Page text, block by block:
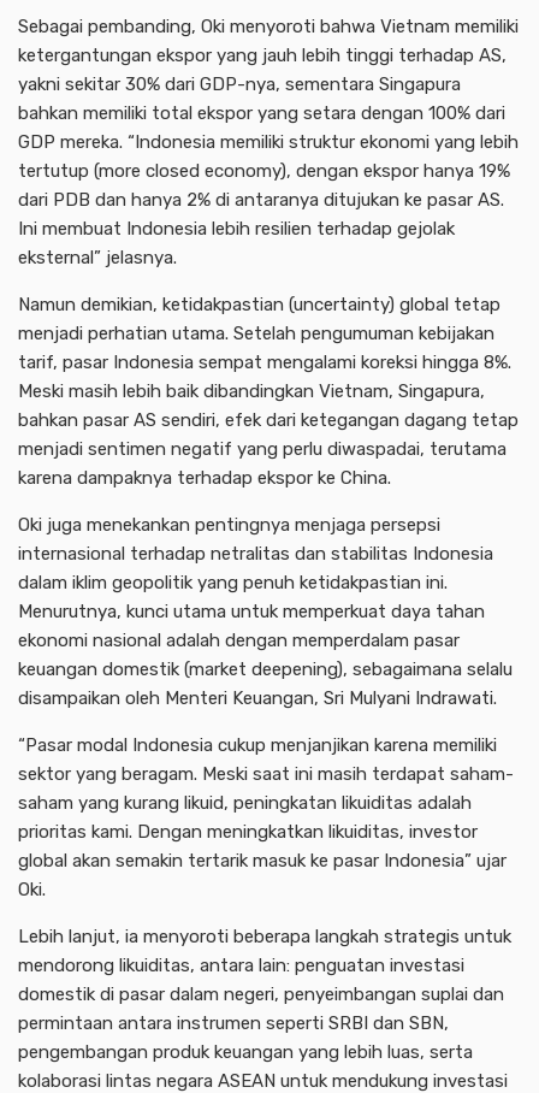
Advertisment
Sebagai pembanding, Oki menyoroti bahwa Vietnam memiliki
ketergantungan ekspor yang jauh lebih tinggi terhadap AS,
yakni sekitar 30% dari GDP-nya, sementara Singapura
bahkan memiliki total ekspor yang setara dengan 100% dari
GDP mereka. “Indonesia memiliki struktur ekonomi yang lebih
tertutup (more closed economy), dengan ekspor hanya 19%
dari PDB dan hanya 2% di antaranya ditujukan ke pasar AS.
Ini membuat Indonesia lebih resilien terhadap gejolak
eksternal” jelasnya.
Namun demikian, ketidakpastian (uncertainty) global tetap
menjadi perhatian utama. Setelah pengumuman kebijakan
tarif, pasar Indonesia sempat mengalami koreksi hingga 8%.
Meski masih lebih baik dibandingkan Vietnam, Singapura,
bahkan pasar AS sendiri, efek dari ketegangan dagang tetap
menjadi sentimen negatif yang perlu diwaspadai, terutama
karena dampaknya terhadap ekspor ke China.
Oki juga menekankan pentingnya menjaga persepsi
internasional terhadap netralitas dan stabilitas Indonesia
dalam iklim geopolitik yang penuh ketidakpastian ini.
Menurutnya, kunci utama untuk memperkuat daya tahan
ekonomi nasional adalah dengan memperdalam pasar
keuangan domestik (market deepening), sebagaimana selalu
disampaikan oleh Menteri Keuangan, Sri Mulyani Indrawati.
“Pasar modal Indonesia cukup menjanjikan karena memiliki
sektor yang beragam. Meski saat ini masih terdapat saham-
saham yang kurang likuid, peningkatan likuiditas adalah
prioritas kami. Dengan meningkatkan likuiditas, investor
global akan semakin tertarik masuk ke pasar Indonesia” ujar
Oki.
Lebih lanjut, ia menyoroti beberapa langkah strategis untuk
mendorong likuiditas, antara lain: penguatan investasi
domestik di pasar dalam negeri, penyeimbangan suplai dan
permintaan antara instrumen seperti SRBI dan SBN,
pengembangan produk keuangan yang lebih luas, serta
kolaborasi lintas negara ASEAN untuk mendukung investasi